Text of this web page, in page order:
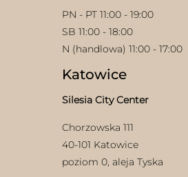
PN - PT 11:00 - 19:00
SB 11:00 - 18:00
N (handlowa) 11:00 - 17:00
Katowice
Silesia City Center
Chorzowska 111
40-101 Katowice
poziom 0, aleja Tyska